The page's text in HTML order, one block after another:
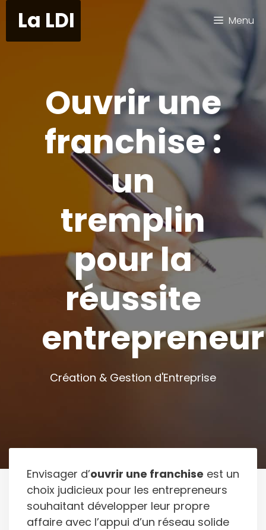
contenu
La LDI Menu
Ouvrir une
franchise :
un
tremplin
pour la
réussite
Création & Gestion d'Entreprise
Envisager d’ouvrir une franchise est un
choix judicieux pour les entrepreneurs
souhaitant développer leur propre
affaire avec l’appui d’un réseau solide